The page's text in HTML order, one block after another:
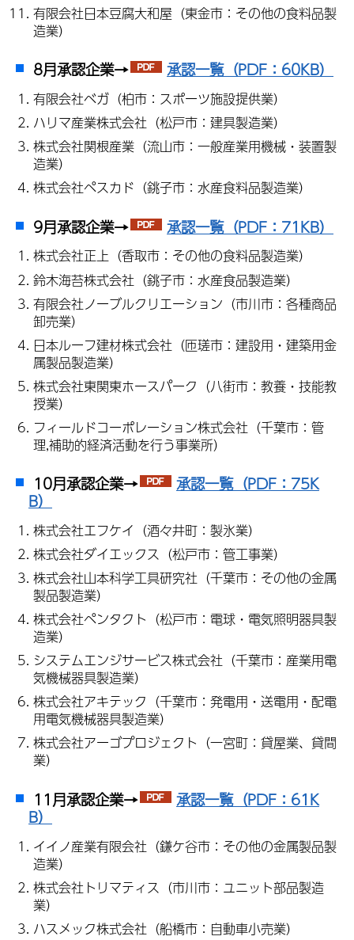
有限会社日本豆腐大和屋（東金市：その他の食料品製
造業）
8月承認企業→ 承認一覧（PDF：60KB）
有限会社ベガ（柏市：スポーツ施設提供業）
ハリマ産業株式会社（松戸市：建具製造業）
株式会社関根産業（流山市：一般産業用機械・装置製
造業）
株式会社ペスカド（銚子市：水産食料品製造業）
9月承認企業→ 承認一覧（PDF：71KB）
株式会社正上（香取市：その他の食料品製造業）
鈴木海苔株式会社（銚子市：水産食品製造業）
有限会社ノーブルクリエーション（市川市：各種商品
卸売業）
日本ルーフ建材株式会社（匝瑳市：建設用・建築用金
属製品製造業）
株式会社東関東ホースパーク（八街市：教養・技能教
授業）
フィールドコーポレーション株式会社（千葉市：管
理,補助的経済活動を行う事業所）
10月承認企業→ 承認一覧（PDF：75K
B）
株式会社エフケイ（酒々井町：製氷業）
株式会社ダイエックス（松戸市：管工事業）
株式会社山本科学工具研究社（千葉市：その他の金属
製品製造業）
株式会社ペンタクト（松戸市：電球・電気照明器具製
造業）
システムエンジサービス株式会社（千葉市：産業用電
気機械器具製造業）
株式会社アキテック（千葉市：発電用・送電用・配電
用電気機械器具製造業）
株式会社アーゴプロジェクト（一宮町：貸屋業、貸間
業）
11月承認企業→ 承認一覧（PDF：61K
B）
イイノ産業有限会社（鎌ケ谷市：その他の金属製品製
造業）
株式会社トリマティス（市川市：ユニット部品製造
業）
ハスメック株式会社（船橋市：自動車小売業）